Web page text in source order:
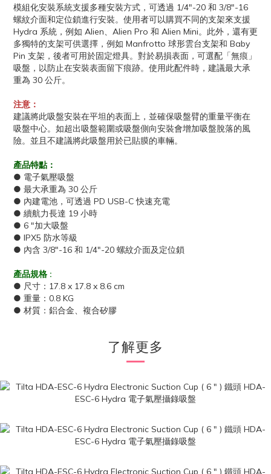
模組化安裝系統支援多種安裝方式，可透過 1/4″-20 和 3/8″-16
螺紋介面和定位鎖進行安裝。使用者可以購買不同的支架來支援
Hydra 系統，例如 Alien、Alien Pro 和 Alien Mini。此外，還有更
多獨特的支架可供選擇，例如 Manfrotto 球形雲台支架和 Baby
Pin 支架，後者可用於固定燈具。對於易損表面，可選配「無痕」
吸盤，以防止在安裝表面留下痕跡。使用此配件時，建議最大承
重為 30 公斤。
注意：
建議將此吸盤安裝在平坦的表面上，並確保吸盤臂的重量平衡在
吸盤中心。如超出吸盤範圍或吸盤側向安裝會增加吸盤脫落的風
險。並且不建議將此吸盤用於已貼膜的車輛。
產品特點：
● 電子氣壓吸盤
● 最大承重為 30 公斤
● 內建電池，可透過 PD USB-C 快速充電
● 續航力長達 19 小時
● 6 "加大吸盤
● IPX5 防水等級
● 內含 3/8"-16 和 1/4"-20 螺紋介面及定位鎖
產品規格 :
● 尺寸：17.8 x 17.8 x 8.6 cm
● 重量：0.8 KG
● 材質：鋁合金、複合矽膠
了解更多